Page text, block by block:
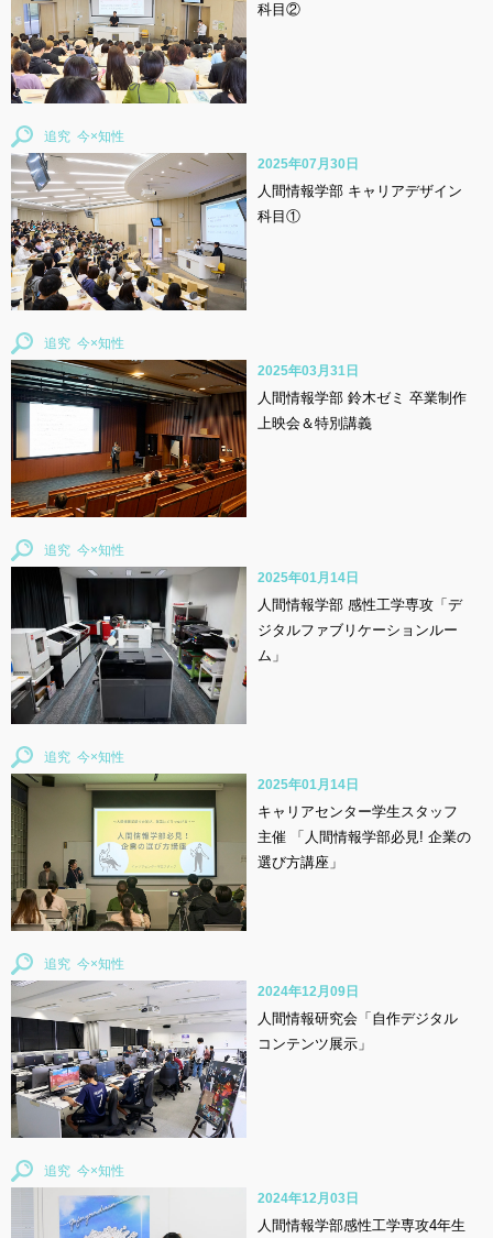
科目②
追究
人間情報学部 キャリアデザイン
科目①
2025年07月30日
追究
人間情報学部 鈴木ゼミ 卒業制作
上映会＆特別講義
2025年03月31日
追究
人間情報学部 感性工学専攻「デ
ジタルファブリケーションルー
ム」
2025年01月14日
追究
キャリアセンター学生スタッフ
主催 「人間情報学部必見! 企業の
選び方講座」
2025年01月14日
追究
人間情報研究会「自作デジタル
コンテンツ展示」
2024年12月09日
追究
人間情報学部感性工学専攻4年生
2024年12月03日